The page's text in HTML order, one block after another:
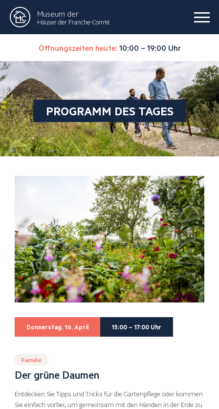
Museum der
Häuser der Franche-Comté
Öffnungszeiten heute: 10:00 – 19:00 Uhr
PROGRAMM DES TAGES
Donnerstag, 16. April 15:00 – 17:00 Uhr
Familie
Der grüne Daumen
Entdecken Sie Tipps und Tricks für die Gartenpflege oder kommen
Sie einfach vorbei, um gemeinsam mit den Händen in der Erde zu